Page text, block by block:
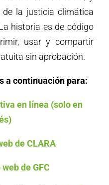
de la justicia climática
historia es de código
usar y compartir
sin aprobación.
a continuación para:
en línea (solo en
de CLARA
de GFC